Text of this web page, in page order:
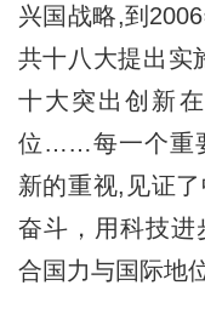
兴国战略,到
共十八大提出实
十大突出创新
位……每一个重
新的重视,见证
奋斗，用科技进
合国力与国际地